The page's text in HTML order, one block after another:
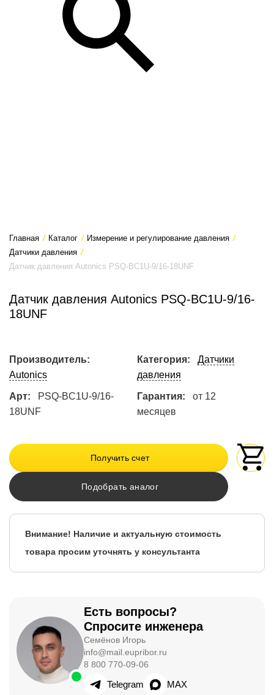
Главная / Каталог / Измерение и регулирование давления /
Датчики давления /
Датчик давления Autonics PSQ-BC1U-9/16-18UNF
Датчик давления Autonics PSQ-BC1U-9/16-
18UNF
Производитель:
Autonics
Категория:
Датчики
давления
Арт:
PSQ-BC1U-9/16-
18UNF
Гарантия:
от 12
месяцев
Получить счет
Подобрать аналог
Внимание! Наличие и актуальную стоимость
товара просим уточнять у консультанта
Есть вопросы?
Спросите инженера
Семёнов Игорь
info@mail.eupribor.ru
8 800 770-09-06
Telegram MAX